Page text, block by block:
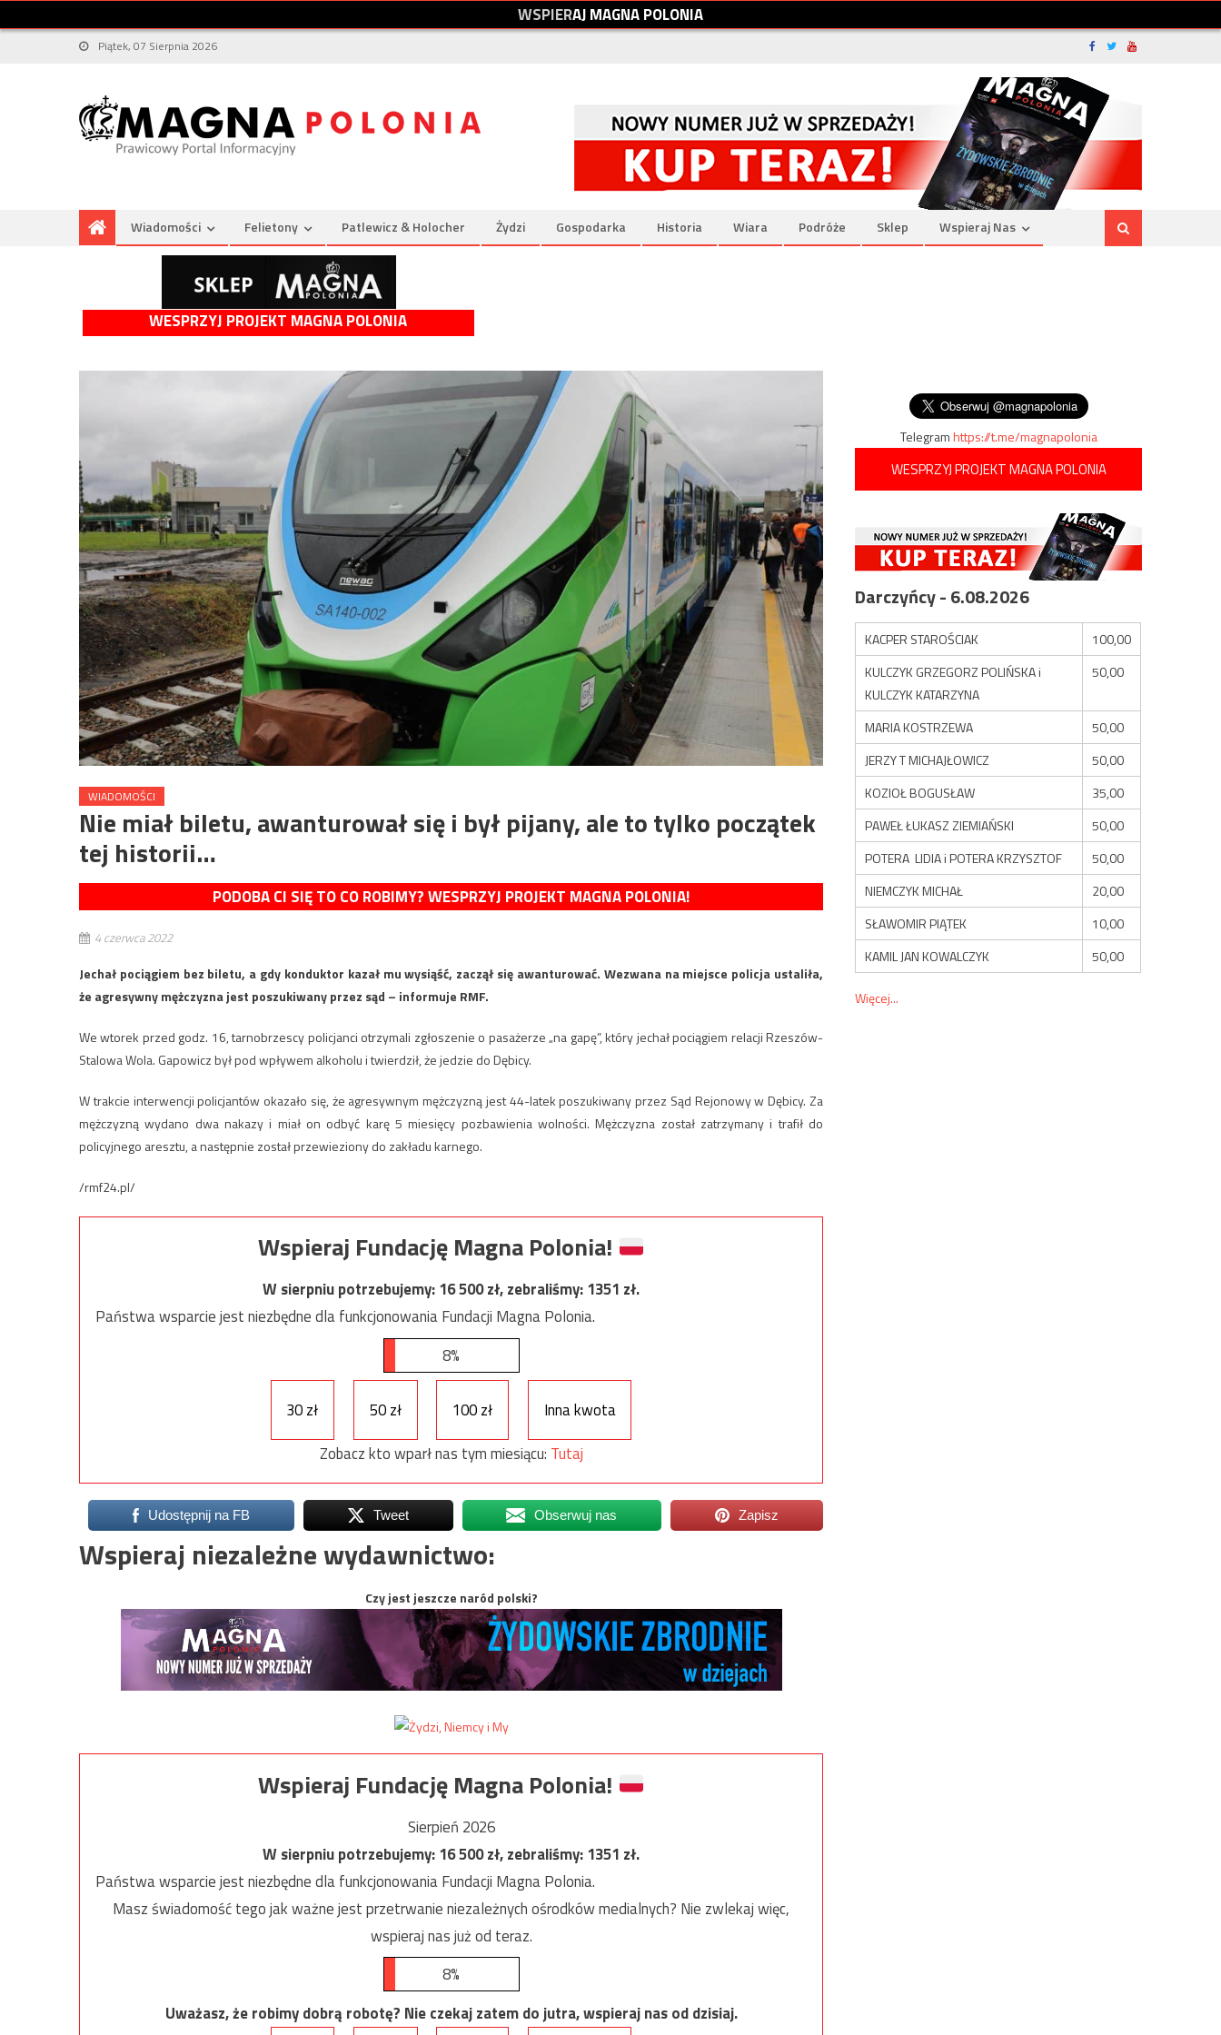
WSPIERAJMAGNAPOLONIA
Piątek, 07 Sierpnia 2026
Wiadomości Felietony Patlewicz & Holocher Żydzi Gospodarka Historia Wiara Podróże Sklep Wspieraj Nas
WESPRZYJ PROJEKT MAGNA POLONIA
WIADOMOŚCI
Nie miał biletu, awanturował się i był pijany, ale to tylko początek
tej historii…
PODOBA CI SIĘ TO CO ROBIMY? WESPRZYJ PROJEKT MAGNA POLONIA!
4 czerwca 2022
Jechał pociągiem bez biletu, a gdy konduktor kazał mu wysiąść, zaczął się awanturować. Wezwana na miejsce policja ustaliła,
że agresywny mężczyzna jest poszukiwany przez sąd – informuje RMF.
We wtorek przed godz. 16, tarnobrzescy policjanci otrzymali zgłoszenie o pasażerze „na gapę”, który jechał pociągiem relacji Rzeszów-
Stalowa Wola. Gapowicz był pod wpływem alkoholu i twierdził, że jedzie do Dębicy.
W trakcie interwencji policjantów okazało się, że agresywnym mężczyzną jest 44-latek poszukiwany przez Sąd Rejonowy w Dębicy. Za
mężczyzną wydano dwa nakazy i miał on odbyć karę 5 miesięcy pozbawienia wolności. Mężczyzna został zatrzymany i trafił do
policyjnego aresztu, a następnie został przewieziony do zakładu karnego.
/rmf24.pl/
Wspieraj Fundację Magna Polonia!
W sierpniu potrzebujemy:16 500zł, zebraliśmy:1351 zł.
Państwa wsparcie jest niezbędne dla funkcjonowania Fundacji Magna Polonia.
8%
30 zł 50 zł 100 zł
Inna kwota
Zobacz kto wparł nas tym miesiącu: Tutaj
Udostępnij na FB Tweet Obserwuj nas Zapisz
Wspieraj niezależne wydawnictwo:
Czy jest jeszcze naród polski?
Wspieraj Fundację Magna Polonia!
Sierpień 2026
W sierpniu potrzebujemy:16 500zł, zebraliśmy:1351 zł.
Państwa wsparcie jest niezbędne dla funkcjonowania Fundacji Magna Polonia.
Masz świadomość tego jak ważne jest przetrwanie niezależnych ośrodków medialnych? Nie zwlekaj więc,
wspieraj nas już od teraz.
8%
Uważasz, że robimy dobrą robotę? Nie czekaj zatem do jutra, wspieraj nas od dzisiaj.
Telegramhttps://t.me/magnapolonia
WESPRZYJ PROJEKT MAGNA POLONIA
Darczyńcy - 6.08.2026
KACPER STAROŚCIAK
100,00
KULCZYK GRZEGORZ POLIŃSKA i
KULCZYK KATARZYNA
50,00
MARIA KOSTRZEWA
50,00
JERZY T MICHAJŁOWICZ
50,00
KOZIOŁ BOGUSŁAW
35,00
PAWEŁ ŁUKASZ ZIEMIAŃSKI
50,00
POTERA LIDIA i POTERA KRZYSZTOF
50,00
NIEMCZYK MICHAŁ
20,00
SŁAWOMIR PIĄTEK
10,00
KAMIL JAN KOWALCZYK
50,00
Więcej...